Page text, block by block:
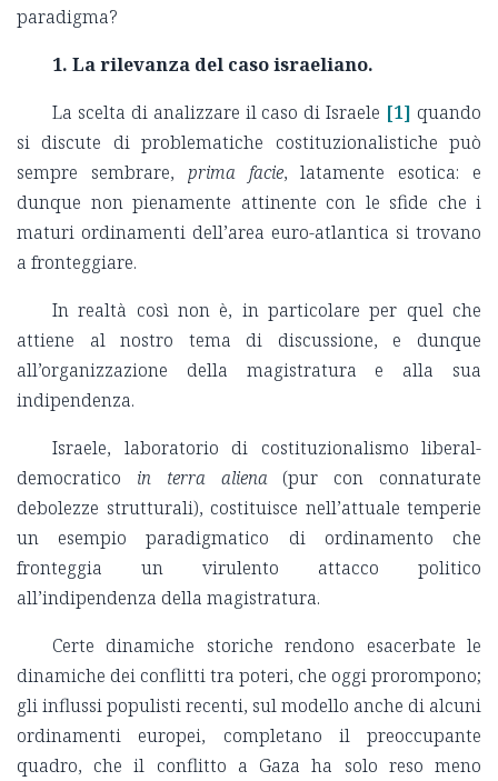
paradigma?
1. La rilevanza del caso israeliano.
La scelta di analizzare il caso di Israele [1] quando
si discute di problematiche costituzionalistiche può
sempre sembrare, prima facie, latamente esotica: e
dunque non pienamente attinente con le sfide che i
maturi ordinamenti dell’area euro-atlantica si trovano
a fronteggiare.
In realtà così non è, in particolare per quel che
attiene al nostro tema di discussione, e dunque
all’organizzazione della magistratura e alla sua
indipendenza.
Israele, laboratorio di costituzionalismo liberal-
democratico in terra aliena(pur con connaturate
debolezze strutturali), costituisce nell’attuale temperie
un esempio paradigmatico di ordinamento che
fronteggia un virulento attacco politico
all’indipendenza della magistratura.
Certe dinamiche storiche rendono esacerbate le
dinamiche dei conflitti tra poteri, che oggi prorompono;
gli influssi populisti recenti, sul modello anche di alcuni
ordinamenti europei, completano il preoccupante
quadro, che il conflitto a Gaza ha solo reso meno